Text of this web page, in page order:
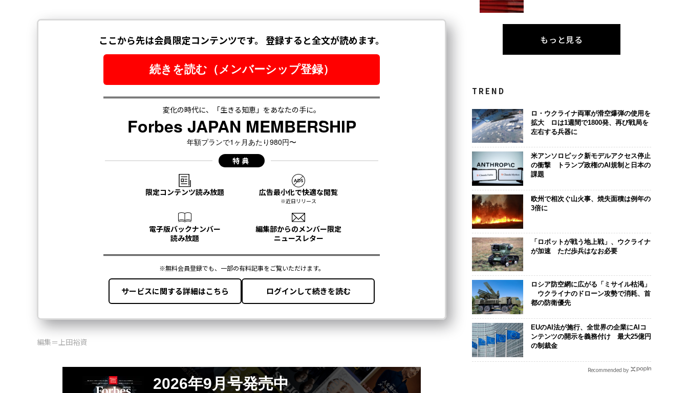
編集＝上田裕資
2026年9月号発売中
もっと見る
TREND
ロ・ウクライナ両軍が滑空爆弾の使用を
拡大 ロは1週間で1800発、再び戦局を
左右する兵器に
米アンソロピック新モデルアクセス停止
の衝撃 トランプ政権のAI規制と日本の
課題
欧州で相次ぐ山火事、焼失面積は例年の
3倍に
「ロボットが戦う地上戦」、ウクライナ
が加速 ただ歩兵はなお必要
ロシア防空網に広がる「ミサイル枯渇」
ウクライナのドローン攻勢で消耗、首
都の防衛優先
EUのAI法が施行、全世界の企業にAIコ
ンテンツの開示を義務付け 最大25億円
の制裁金
Recommended by